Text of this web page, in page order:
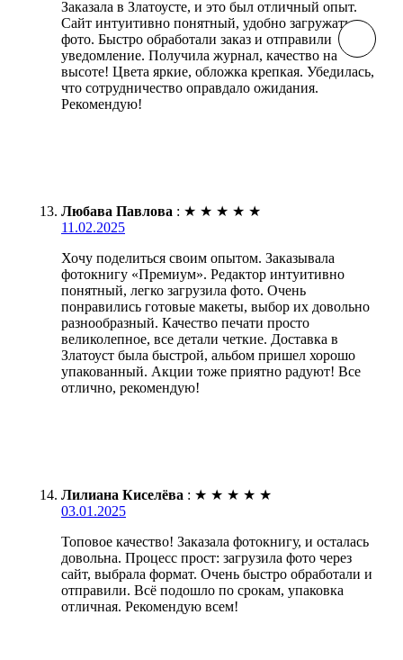
Заказала в Златоусте, и это был отличный опыт.
Сайт интуитивно понятный, удобно загружать
фото. Быстро обработали заказ и отправили
уведомление. Получила журнал, качество на
высоте! Цвета яркие, обложка крепкая. Убедилась,
что сотрудничество оправдало ожидания.
Рекомендую!
Любава Павлова : ★ ★ ★ ★ ★
11.02.2025
Хочу поделиться своим опытом. Заказывала
фотокнигу «Премиум». Редактор интуитивно
понятный, легко загрузила фото. Очень
понравились готовые макеты, выбор их довольно
разнообразный. Качество печати просто
великолепное, все детали четкие. Доставка в
Златоуст была быстрой, альбом пришел хорошо
упакованный. Акции тоже приятно радуют! Все
отлично, рекомендую!
Лилиана Киселёва : ★ ★ ★ ★ ★
03.01.2025
Топовое качество! Заказала фотокнигу, и осталась
довольна. Процесс прост: загрузила фото через
сайт, выбрала формат. Очень быстро обработали и
отправили. Всё подошло по срокам, упаковка
отличная. Рекомендую всем!